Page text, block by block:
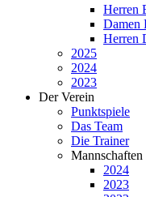
Herren
Damen
Herren
2025
2024
2023
Der Verein
Punktspiele
Das Team
Die Trainer
Mannschaften
2024
2023